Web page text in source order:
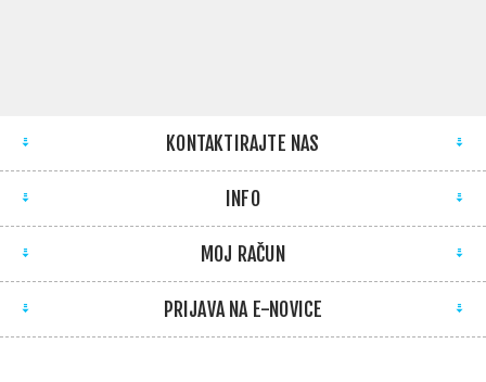
KONTAKTIRAJTE NAS
INFO
MOJ RAČUN
PRIJAVA NA E-NOVICE